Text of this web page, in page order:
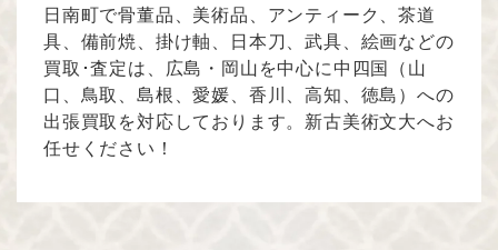
日南町で骨董品、美術品、アンティーク、茶道
具、備前焼、掛け軸、日本刀、武具、絵画などの
買取･査定は、広島・岡山を中心に中四国（山
口、鳥取、島根、愛媛、香川、高知、徳島）への
出張買取を対応しております。新古美術文大へお
任せください！